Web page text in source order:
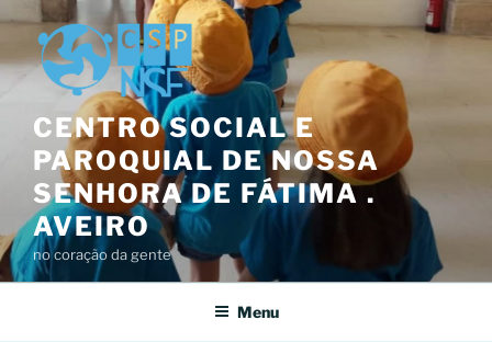
Saltar
o
conteúdo
CENTRO SOCIAL E
PAROQUIAL DE NOSSA
SENHORA DE FÁTIMA .
AVEIRO
no coração da gente
Menu